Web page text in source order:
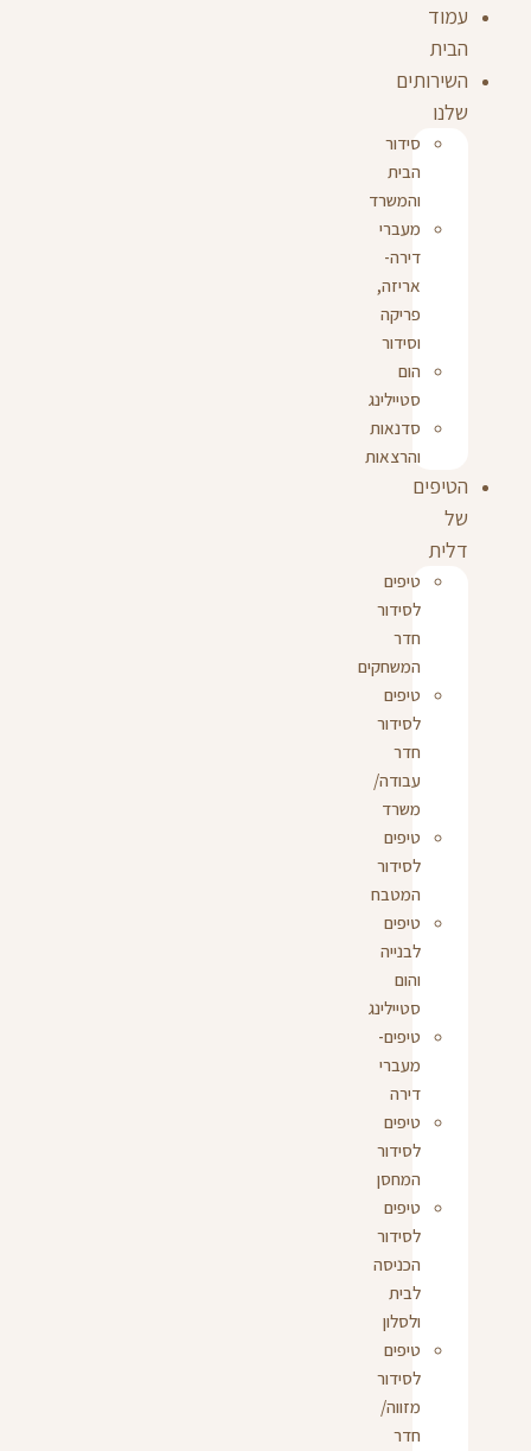
עמוד
הבית
השירותים
שלנו
סידור
הבית
והמשרד
מעברי
דירה-
אריזה,
פריקה
וסידור
הום
סטיילינג
סדנאות
והרצאות
הטיפים
של
דלית
טיפים
לסידור
חדר
המשחקים
טיפים
לסידור
חדר
עבודה/
משרד
טיפים
לסידור
המטבח
טיפים
לבנייה
והום
סטיילינג
טיפים-
מעברי
דירה
טיפים
לסידור
המחסן
טיפים
לסידור
הכניסה
לבית
ולסלון
טיפים
לסידור
מזווה/
חדר